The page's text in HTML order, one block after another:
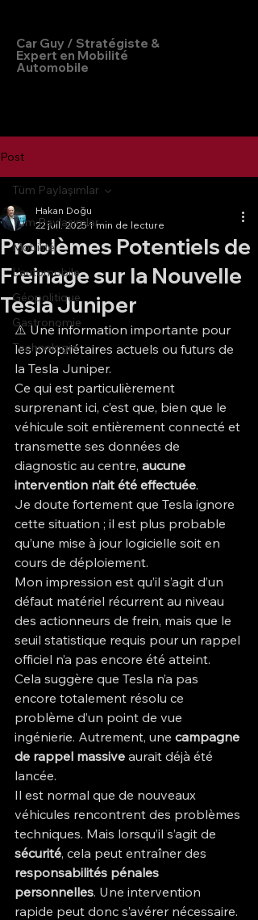
Car Guy / Stratégiste &
Expert en Mobilité
Automobile
Post
Tüm Paylaşımlar
Mobilité
L'automobile
Géopolitique
Gastronomie
Technologie
Tüm Paylaşımlar
Problèmes Potentiels de
Freinage sur la Nouvelle
Tesla Juniper
Hakan Doğu
22 juil. 2025 1 min de lecture
⚠️ Une information importante pour
les propriétaires actuels ou futurs de
la Tesla Juniper.
Ce qui est particulièrement
surprenant ici, c’est que, bien que le
véhicule soit entièrement connecté et
transmette ses données de
diagnostic au centre, aucune
intervention n’ait été effectuée.
Je doute fortement que Tesla ignore
cette situation ; il est plus probable
qu’une mise à jour logicielle soit en
cours de déploiement.
Mon impression est qu’il s’agit d’un
défaut matériel récurrent au niveau
des actionneurs de frein, mais que le
seuil statistique requis pour un rappel
officiel n’a pas encore été atteint.
Cela suggère que Tesla n’a pas
encore totalement résolu ce
problème d’un point de vue
ingénierie. Autrement, une campagne
de rappel massive aurait déjà été
lancée.
Il est normal que de nouveaux
véhicules rencontrent des problèmes
techniques. Mais lorsqu’il s’agit de
sécurité, cela peut entraîner des
responsabilités pénales
personnelles. Une intervention
rapide peut donc s’avérer nécessaire.